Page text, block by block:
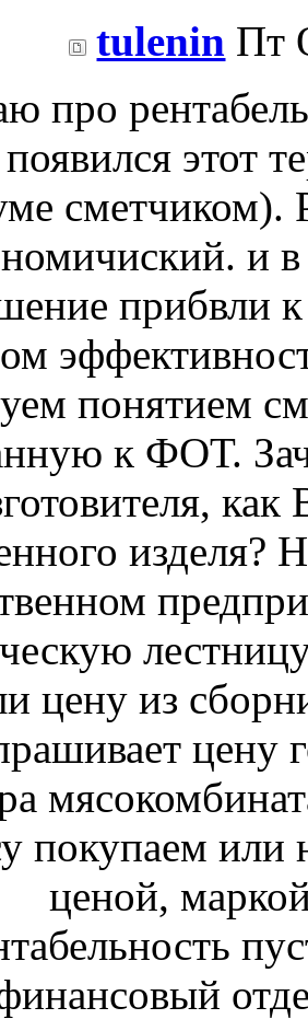
tulenin Пт
про
появился этот
сметчиком).
и
прибвли к
понятием
к ФОТ.
цену из
цену
покупаем или
ценой,